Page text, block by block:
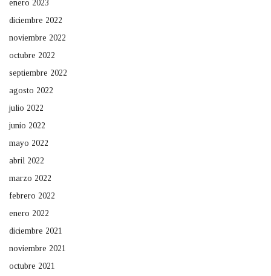
enero 2023
diciembre 2022
noviembre 2022
octubre 2022
septiembre 2022
agosto 2022
julio 2022
junio 2022
mayo 2022
abril 2022
marzo 2022
febrero 2022
enero 2022
diciembre 2021
noviembre 2021
octubre 2021